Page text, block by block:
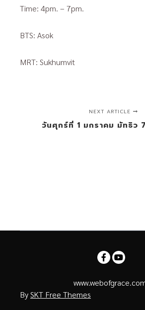
Time: 4pm. – 7pm.
BTS: Asok
MRT: Sukhumvit
NEXT ARTICLE
วันศุกร์ที่ 1 มกราคม มัทธิว
BySKT Free Themes